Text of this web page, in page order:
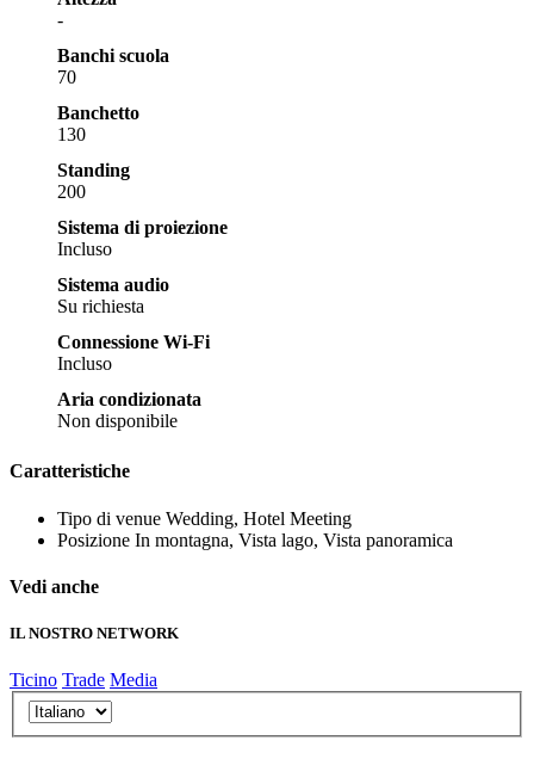
-
Banchi scuola
70
Banchetto
130
Standing
200
Sistema di proiezione
Incluso
Sistema audio
Su richiesta
Connessione Wi-Fi
Incluso
Aria condizionata
Non disponibile
Caratteristiche
Tipo di venue Wedding, Hotel Meeting
Posizione In montagna, Vista lago, Vista panoramica
Vedi anche
IL NOSTRO NETWORK
Ticino Trade Media